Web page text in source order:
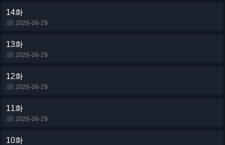
14화
2026-06-29
13화
2026-06-29
12화
2026-06-29
11화
2026-06-29
10화